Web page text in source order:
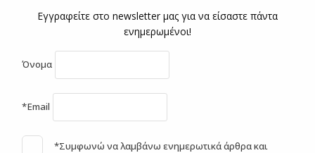
Εγγραφείτε στο newsletter μας για να είσαστε πάντα
ενημερωμένοι!
Όνομα
*Email
*Συμφωνώ να λαμβάνω ενημερωτικά άρθρα και